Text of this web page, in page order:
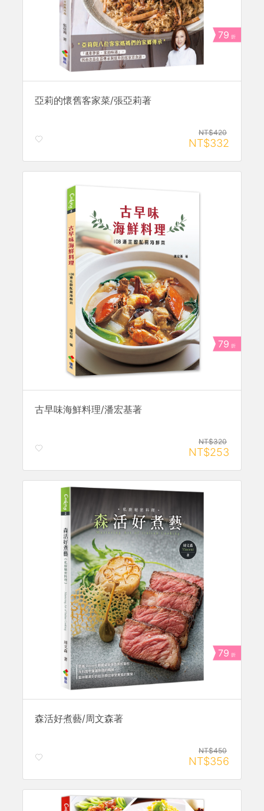
79 折
亞莉的懷舊客家菜/張亞莉著
NT$420
NT$332
79 折
古早味海鮮料理/潘宏基著
NT$320
NT$253
79 折
森活好煮藝/周文森著
NT$450
NT$356